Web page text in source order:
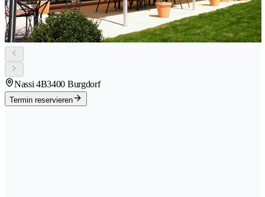
Nassi 4B3400 Burgdorf
Termin reservieren